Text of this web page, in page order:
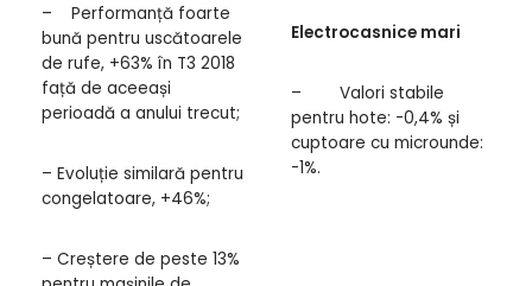
– Performanță foarte
bună pentru uscătoarele
de rufe, +63% în T3 2018
față de aceeași
perioadă a anului trecut;
– Evoluție similară pentru
congelatoare, +46%;
– Creștere de peste 13%
Electrocasnice mari
– Valori stabile
pentru hote: -0,4% și
cuptoare cu microunde:
-1%.